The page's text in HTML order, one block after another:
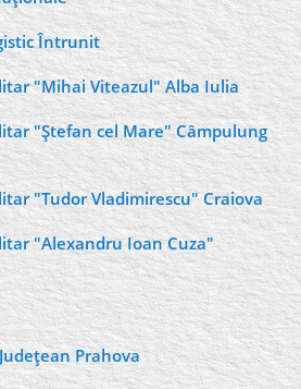
Întrunit
"Mihai Viteazul" Alba Iulia
"Ştefan cel Mare" Câmpulung
"Tudor Vladimirescu" Craiova
"Alexandru Ioan Cuza"
Prahova